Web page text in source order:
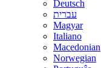
Deutsch
עברית
Magyar
Italiano
Macedonian
Norwegian